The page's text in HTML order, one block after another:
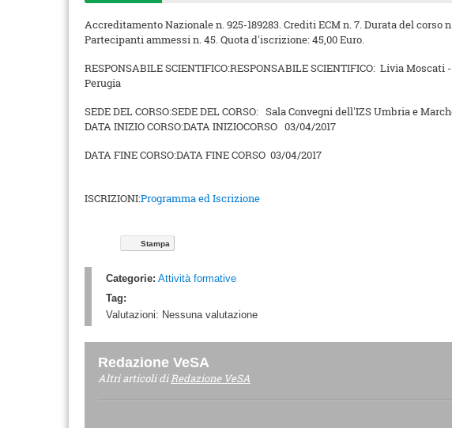
Accreditamento Nazionale n. 925-189283. Crediti ECM n. 7. Durata del
Partecipanti ammessi n. 45. Quota d'iscrizione: 45,00 Euro.
RESPONSABILE SCIENTIFICO:RESPONSABILE SCIENTIFICO: Livia Moscati
Perugia
SEDE DEL CORSO:SEDE DEL CORSO: Sala Convegni dell'IZS Umbria e
DATA INIZIO CORSO:DATA INIZIOCORSO 03/04/2017
DATA FINE CORSO:DATA FINE CORSO 03/04/2017
ISCRIZIONI:Programma ed Iscrizione
Stampa
Categorie: Attività formative
Tag:
Valutazioni: Nessuna valutazione
Redazione VeSA
Altri articoli diRedazione VeSA